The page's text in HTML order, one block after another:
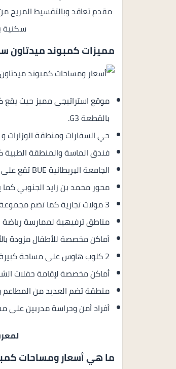
مقدم تعاقد وبالتقسيط المريح
سكنية
مميزات كمبوند ميدتاون
بالقطعة G3.
حي السفارات ومنطقة الوزارات
فندق الماسة والمنطقة الطبية
الجامعة البريطانية BUE تقع على بعد دقائق من كمبوند ميدتاون سكاي.
محور محمد بن زايد الجنوبي
3 مولات تجارية كما تضم مجموعة من اشهر الماركات في كمبوند ميدتاون سكاي.
مناطق ترفيهية لممارسة رياضة
أماكن مخصصة للأطفال مزودة
2 كلوب هاوس على مساحة كبيرة في كمبوند ميدتاون سكاي.
أماكن مخصصة لإقامة حفلات
منطقة تضم العديد من المطاعم
أفراد أمن وحراسة مدربين على
ما هي أسعار ومساحات